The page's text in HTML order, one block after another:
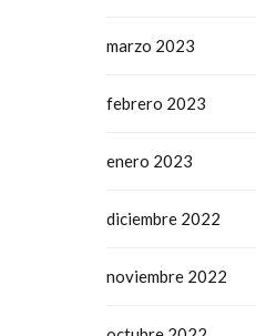
marzo 2023
febrero 2023
enero 2023
diciembre 2022
noviembre 2022